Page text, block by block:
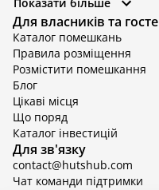
Відпочинок в Київській
Відпочинок в
Відпочинок у Вінницькій
Відпочинок в Яремче
Відпочинок у Львівській
Відпочинок з басейном в
Для власників та
Каталог помешкань
Правила розміщення
Розмістити помешкання
Блог
Цікаві місця
Що поряд
Каталог інвестицій
Для зв'язку
contact@hutshub.com
Чат команди підтримки